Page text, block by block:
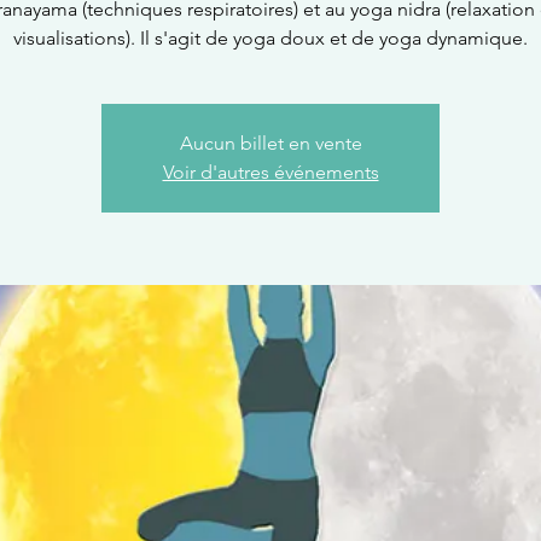
(techniques respiratoires) et au yoga nidra (relaxation
visualisations). Il s'agit de yoga doux et de yoga dynamique.
Aucun billet en vente
Voir d'autres événements